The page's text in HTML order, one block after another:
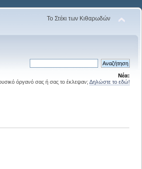
Το Στέκι των Κιθαρωδών
Νέα:
όργανό σας ή σας το έκλεψαν; Δηλώστε το εδώ!